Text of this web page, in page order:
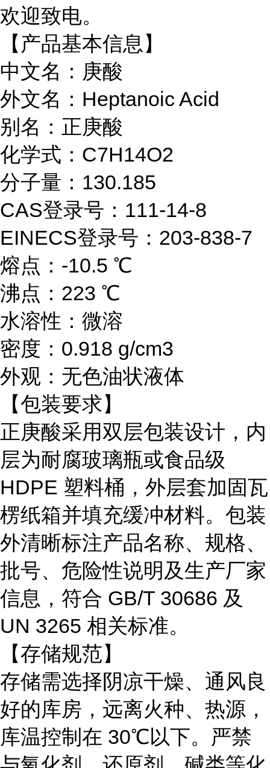
欢迎致电。
【产品基本信息】
中文名：庚酸
外文名：Heptanoic Acid
别名：正庚酸
化学式：C7H14O2
分子量：130.185
CAS登录号：111-14-8
EINECS登录号：203-838-7
熔点：-10.5 ℃
沸点：223 ℃
水溶性：微溶
密度：0.918 g/cm3
外观：无色油状液体
【包装要求】
正庚酸采用双层包装设计，内
层为耐腐玻璃瓶或食品级
HDPE 塑料桶，外层套加固瓦
楞纸箱并填充缓冲材料。包装
外清晰标注产品名称、规格、
批号、危险性说明及生产厂家
信息，符合 GB/T 30686 及
UN 3265 相关标准。
【存储规范】
存储需选择阴凉干燥、通风良
好的库房，远离火种、热源，
库温控制在 30℃以下。严禁